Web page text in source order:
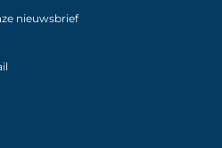
nieuwsbrief